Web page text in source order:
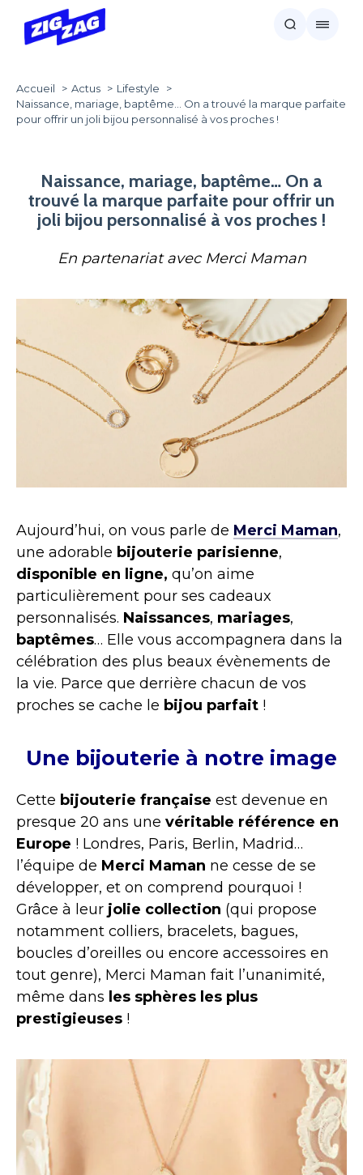
Accueil Actus
Lifestyle
Naissance, mariage, baptême… On a trouvé la marque parfaite
pour offrir un joli bijou personnalisé à vos proches !
Naissance, mariage, baptême… On a
trouvé la marque parfaite pour offrir un
joli bijou personnalisé à vos proches !
En partenariat avec Merci Maman
Aujourd’hui, on vous parle de Merci Maman,
une adorable bijouterie parisienne,
disponible en ligne, qu’on aime
particulièrement pour ses cadeaux
personnalisés. Naissances, mariages,
baptêmes… Elle vous accompagnera dans la
célébration des plus beaux évènements de
la vie. Parce que derrière chacun de vos
proches se cache le bijou parfait !
Une bijouterie à notre image
Cette bijouterie française est devenue en
presque 20 ans une véritable référence en
Europe ! Londres, Paris, Berlin, Madrid…
l’équipe de Merci Maman ne cesse de se
développer, et on comprend pourquoi !
Grâce à leur jolie collection (qui propose
notamment colliers, bracelets, bagues,
boucles d’oreilles ou encore accessoires en
tout genre), Merci Maman fait l’unanimité,
même dans les sphères les plus
prestigieuses !